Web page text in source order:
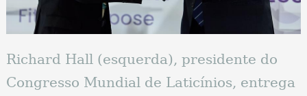
Richard Hall (esquerda), presidente do
Congresso Mundial de Laticínios, entrega